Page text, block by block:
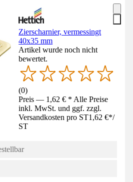
Zierscharnier, vermessingt
40x35 mm
Artikel wurde noch nicht
bewertet.
(0)
Preis — 1,62 € * Alle Preise
inkl. MwSt. und ggf. zzgl.
Versandkosten pro ST1,62 €*/
ST